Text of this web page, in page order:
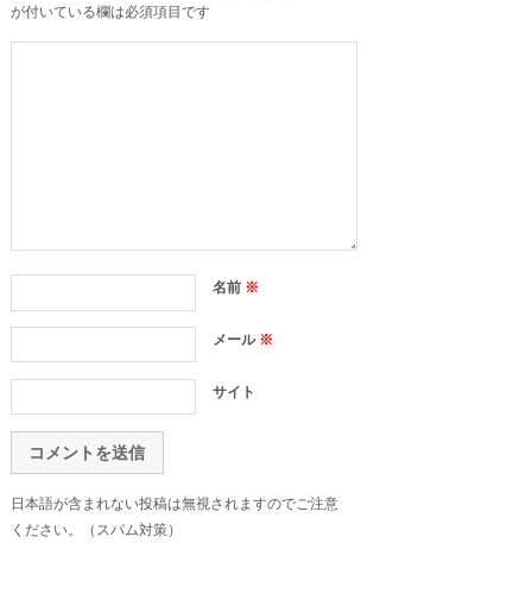
が付いている欄は必須項目です
名前 ※
メール※
サイト
日本語が含まれない投稿は無視されますのでご注意
ください。（スパム対策）